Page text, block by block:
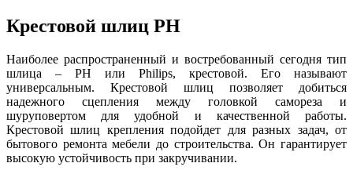
Крестовой шлиц PH
Наиболее распространенный и востребованный сегодня тип
шлица – PH или Philips, крестовой. Его называют
универсальным. Крестовой шлиц позволяет добиться
надежного сцепления между головкой самореза и
шуруповертом для удобной и качественной работы.
Крестовой шлиц крепления подойдет для разных задач, от
бытового ремонта мебели до строительства. Он гарантирует
высокую устойчивость при закручивании.